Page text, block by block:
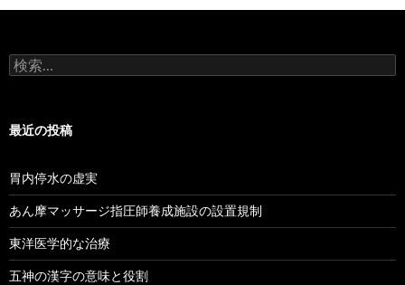
検
索:
最近の投稿
胃内停水の虚実
あん摩マッサージ指圧師養成施設の設置規制
東洋医学的な治療
五神の漢字の意味と役割